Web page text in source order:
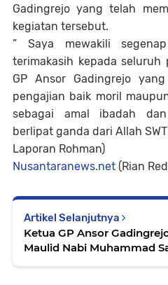
Gadingrejo yang telah
kegiatan tersebut.
” Saya mewakili
terimakasih kepada seluruh
GP Ansor Gadingrejo
pengajian baik moril
sebagai amal ibadah
berlipat ganda dari Allah
Laporan Rohman)
Nusantaranews.net (Rian Red
Artikel Selanjutnya
Ketua GP Ansor
Maulid Nabi Muhammad